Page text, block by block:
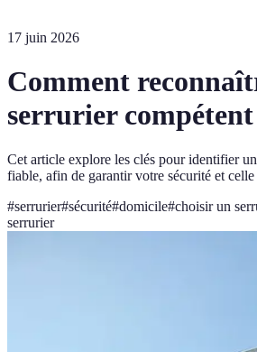
17 juin 2026
Comment
serrurier
Cet article explore les clés pour identifier
fiable, afin de garantir votre sécurité et
#serrurier#sécurité#domicile#choisir un
serrurier